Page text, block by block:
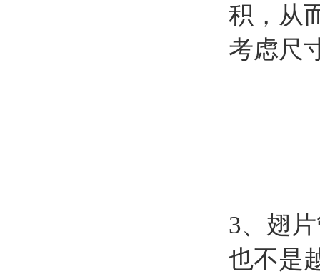
积，从
考虑尺
3、翅
也不是